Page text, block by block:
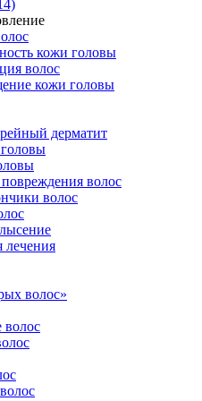
кожи головы
волос
кожи головы
дерматит
волос
волос
лечения
волос»